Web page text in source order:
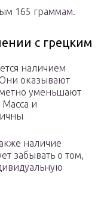
165 граммам.
с грецким
наличием
оказывают
уменьшают
Масса и
наличие
забывать о том,